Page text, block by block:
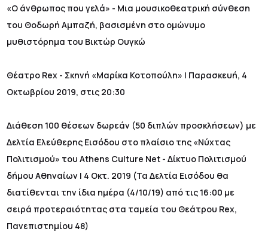
«Ο άνθρωπος που γελά» - Mια μουσικοθεατρική σύνθεση
του Θοδωρή Αμπαζή, βασισμένη στο ομώνυμο
μυθιστόρημα του Βικτώρ Ουγκώ
Θέατρο Rex - Σκηνή «Μαρίκα Κοτοπούλη» | Παρασκευή, 4
Οκτωβρίου 2019, στις 20:30
Διάθεση 100 θέσεων δωρεάν (50 διπλών προσκλήσεων) με
Δελτία Ελεύθερης Εισόδου στο πλαίσιο της «Νύχτας
Πολιτισμού» του Athens Culture Net - Δίκτυο Πολιτισμού
δήμου Αθηναίων | 4 Οκτ. 2019 (Τα Δελτία Εισόδου θα
διατίθενται την ίδια ημέρα (4/10/19) από τις 16:00 με
σειρά προτεραιότητας στα ταμεία του Θεάτρου Rex,
Πανεπιστημίου 48)